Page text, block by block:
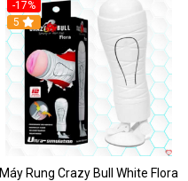
-17%
5
Máy Rung Crazy Bull White Flora